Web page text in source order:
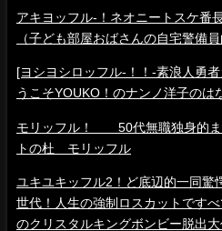
アキヨッフル-！ネオニートスケ番
（子ども部屋おばさんの自宅警備員
[ヨシヨシロッフル-！！-素浪人勇
うこそYOUKO！のナンノ洋子のは
モリッフル！ 50代無職独身的ま
トの杜 モリッフル
ユキユキッフル2！ど底辺的一同驚
世代！人生の強制ロスカットです
のクリスタルキングボンビー脱出